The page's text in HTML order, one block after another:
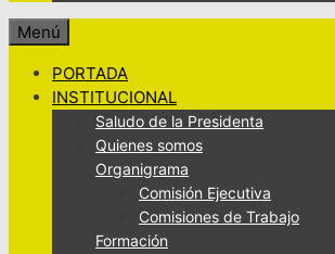
Menú
PORTADA
INSTITUCIONAL
Saludo de la Presidenta
Quienes somos
Organigrama
Comisión Ejecutiva
Comisiones de Trabajo
Formación